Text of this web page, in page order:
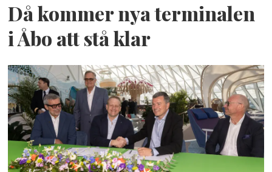
Då kommer nya terminalen
i Åbo att stå klar